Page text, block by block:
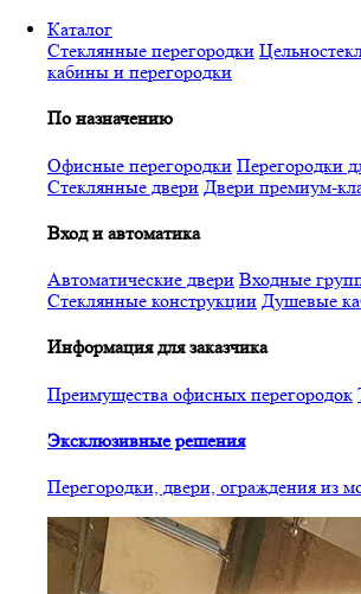
Перейти
основному
Каталог
Стеклянные перегородки
кабины и перегородки
По назначению
Офисные перегородки Перегородки
Стеклянные двери Двери премиум-
Вход и автоматика
Автоматические двери Входные
Стеклянные конструкции Душевые
Информация для заказчика
Преимущества офисных перегородок
Эксклюзивные решения
Перегородки, двери, ограждения из